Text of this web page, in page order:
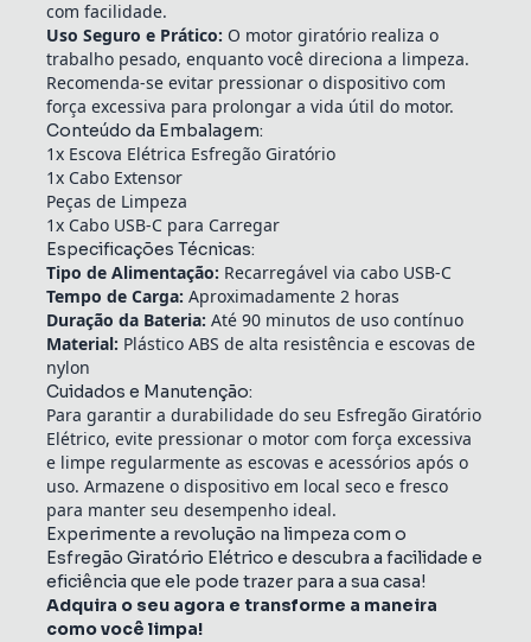
com facilidade.
Uso Seguro e Prático: O motor giratório realiza o
trabalho pesado, enquanto você direciona a limpeza.
Recomenda-se evitar pressionar o dispositivo com
força excessiva para prolongar a vida útil do motor.
Conteúdo da Embalagem:
1x Escova Elétrica Esfregão Giratório
1x Cabo Extensor
Peças de Limpeza
1x Cabo USB-C para Carregar
Especificações Técnicas:
Tipo de Alimentação: Recarregável via cabo USB-C
Tempo de Carga: Aproximadamente 2 horas
Duração da Bateria: Até 90 minutos de uso contínuo
Material: Plástico ABS de alta resistência e escovas de
nylon
Cuidados e Manutenção:
Para garantir a durabilidade do seu Esfregão Giratório
Elétrico, evite pressionar o motor com força excessiva
e limpe regularmente as escovas e acessórios após o
uso. Armazene o dispositivo em local seco e fresco
para manter seu desempenho ideal.
Experimente a revolução na limpeza com o
Esfregão Giratório Elétrico e descubra a facilidade e
eficiência que ele pode trazer para a sua casa!
Adquira o seu agora e transforme a maneira
como você limpa!